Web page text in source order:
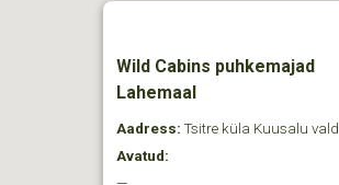
Wild Cabins puhkemajad
Lahemaal
Aadress: Tsitre küla Kuusalu vald
Avatud: